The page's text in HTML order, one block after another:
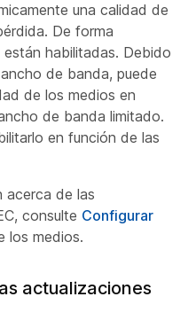
una calidad de
De forma
habilitadas. Debido
de banda, puede
de los medios en
de banda limitado.
en función de las
acerca de las
consulte Configurar
los medios.
actualizaciones